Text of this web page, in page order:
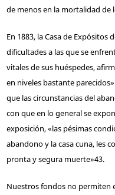
de menos en la mortalidad de
En 1883, la Casa de
dificultades a las que se
vitales de sus huéspedes,
en niveles bastante
que las circunstancias del
con que en lo general se
exposición, «las pésimas
abandono y la casa cuna, les
pronta y segura muerte»43.
Nuestros fondos no permiten